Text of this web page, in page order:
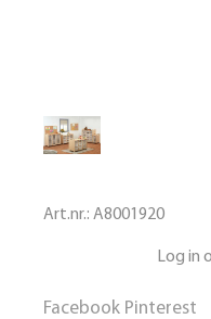
Art.nr.: A8001920
Log in
Facebook Pinterest